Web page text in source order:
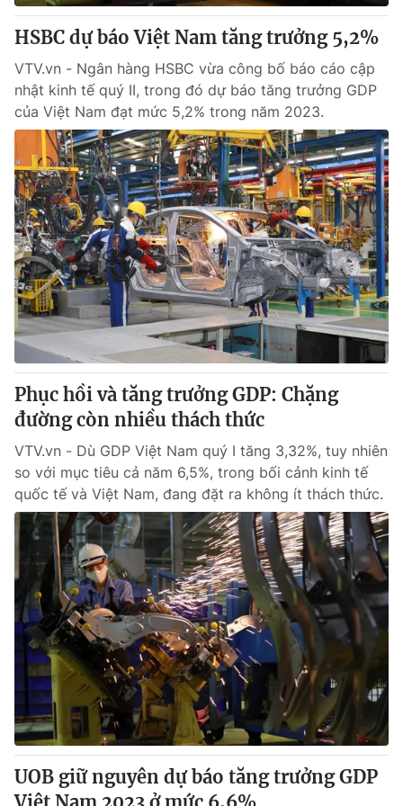
HSBC dự báo Việt Nam tăng trưởng 5,2%
VTV.vn - Ngân hàng HSBC vừa công bố báo cáo cập
nhật kinh tế quý II, trong đó dự báo tăng trưởng GDP
của Việt Nam đạt mức 5,2% trong năm 2023.
Phục hồi và tăng trưởng GDP: Chặng
đường còn nhiều thách thức
VTV.vn - Dù GDP Việt Nam quý I tăng 3,32%, tuy nhiên
so với mục tiêu cả năm 6,5%, trong bối cảnh kinh tế
quốc tế và Việt Nam, đang đặt ra không ít thách thức.
UOB giữ nguyên dự báo tăng trưởng GDP